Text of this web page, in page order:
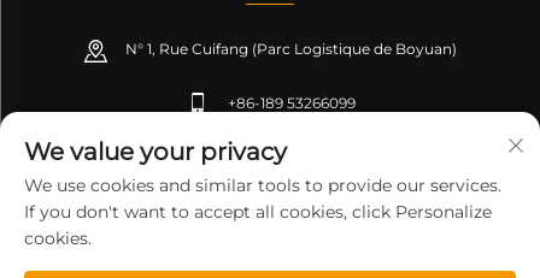
N° 1, Rue Cuifang (Parc Logistique de Boyuan)
+86-189 53266099
[email protected]
We value your privacy
We use cookies and similar tools to provide our services.
If you don't want to accept all cookies, click Personalize
cookies.